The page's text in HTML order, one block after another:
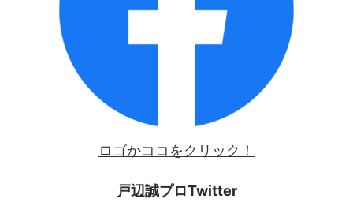
ロゴかココをクリック！
戸辺誠プロTwitter